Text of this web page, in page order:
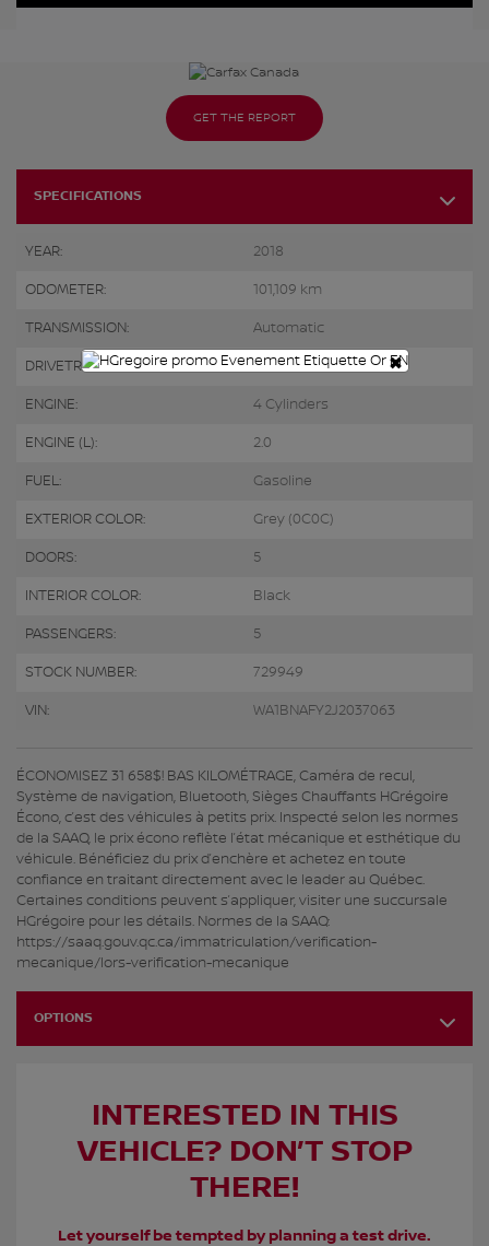
GET THE REPORT
SPECIFICATIONS
YEAR: 2018
ODOMETER: 101,109 km
TRANSMISSION: Automatic
DRIVETRAIN: AWD
ENGINE: 4 Cylinders
ENGINE (L): 2.0
FUEL: Gasoline
EXTERIOR COLOR: Grey (0C0C)
DOORS: 5
INTERIOR COLOR: Black
PASSENGERS: 5
STOCK NUMBER: 729949
VIN: WA1BNAFY2J2037063
ÉCONOMISEZ 31 658$! BAS KILOMÉTRAGE, Caméra de recul,
Système de navigation, Bluetooth, Sièges Chauffants HGrégoire
Écono, c’est des véhicules à petits prix. Inspecté selon les normes
de la SAAQ, le prix écono reflète l’état mécanique et esthétique du
véhicule. Bénéficiez du prix d’enchère et achetez en toute
confiance en traitant directement avec le leader au Québec.
Certaines conditions peuvent s’appliquer, visiter une succursale
HGrégoire pour les détails. Normes de la SAAQ:
https://saaq.gouv.qc.ca/immatriculation/verification-
mecanique/lors-verification-mecanique
OPTIONS
INTERESTED IN THIS
VEHICLE? DON’T STOP
THERE!
Let yourself be tempted by planning a test drive.
×